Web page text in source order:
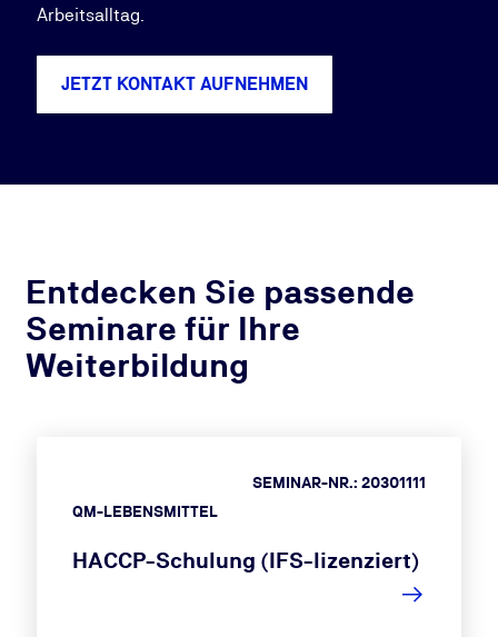
Arbeitsalltag.
JETZT KONTAKT AUFNEHMEN
Entdecken Sie passende
Seminare für Ihre
Weiterbildung
QM-LEBENSMITTEL
SEMINAR-NR.: 20301111
HACCP-Schulung (IFS-lizenziert)